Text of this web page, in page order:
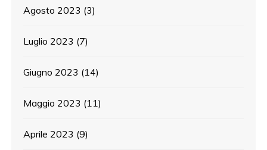
Agosto 2023 (3)
Luglio 2023 (7)
Giugno 2023 (14)
Maggio 2023 (11)
Aprile 2023 (9)